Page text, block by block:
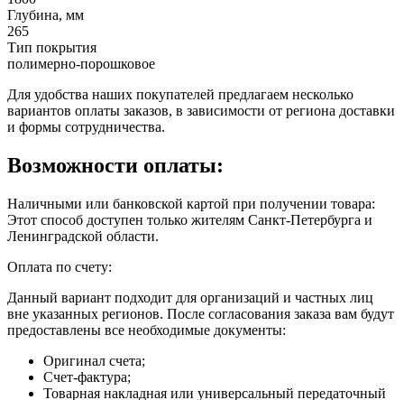
Глубина, мм
265
Тип покрытия
полимерно-порошковое
Для удобства наших покупателей предлагаем несколько
вариантов оплаты заказов, в зависимости от региона доставки
и формы сотрудничества.
Возможности оплаты:
Наличными или банковской картой при получении товара:
Этот способ доступен только жителям Санкт-Петербурга и
Ленинградской области.
Оплата по счету:
Данный вариант подходит для организаций и частных лиц
вне указанных регионов. После согласования заказа вам будут
предоставлены все необходимые документы:
Оригинал счета;
Счет-фактура;
Товарная накладная или универсальный передаточный